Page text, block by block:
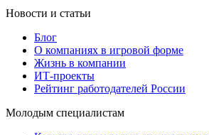
Новости и статьи
Блог
О компаниях в игровой форме
Жизнь в компании
ИТ-проекты
Рейтинг работодателей России
Молодым специалистам